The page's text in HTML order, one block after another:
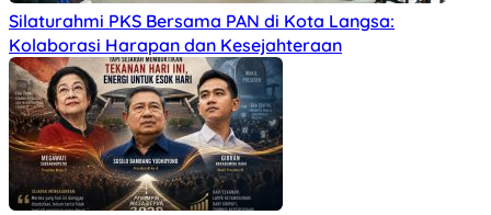
Silaturahmi PKS Bersama PAN di Kota Langsa:
Kolaborasi Harapan dan Kesejahteraan